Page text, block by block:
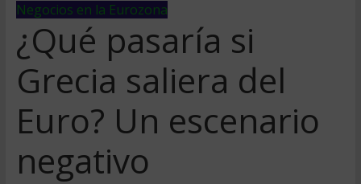
Negocios en la Eurozona
¿Qué pasaría si
Grecia saliera del
Euro? Un escenario
negativo